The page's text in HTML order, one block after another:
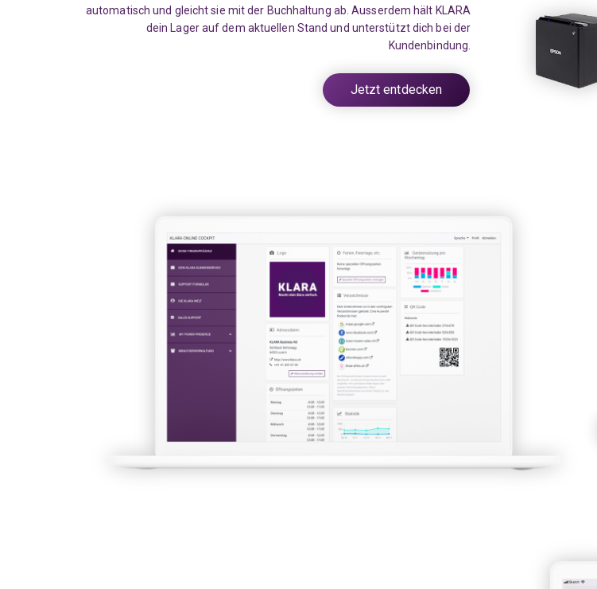
automatisch und gleicht sie mit der Buchhaltung ab. Ausserdem hält KLARA
dein Lager auf dem aktuellen Stand und unterstützt dich bei der
Kundenbindung.
Jetzt entdecken